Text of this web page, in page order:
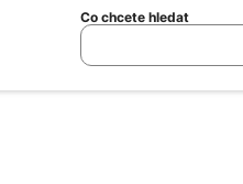
Co chcete hledat